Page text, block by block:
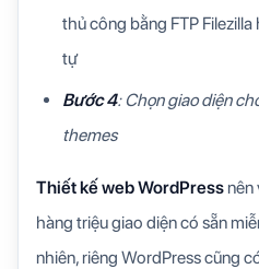
thủ công bằng FTP
tự
Bước 4: Chọn giao diện
themes
Thiết kế web WordPress nên
hàng triệu giao diện có sẵn
nhiên, riêng WordPress cũng